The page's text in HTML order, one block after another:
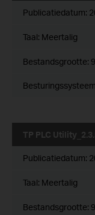
Publicatiedatum:
Taal: Meertalig
Bestandsgrootte:
TP PLC
Publicatiedatum:
Taal: Meertalig
Bestandsgrootte: